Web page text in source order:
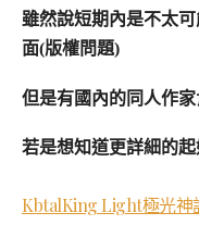
雖然說短期內是不太
面(版權問題)
但是有國內的同人作
若是想知道更詳細的
KbtalKing Light極光神